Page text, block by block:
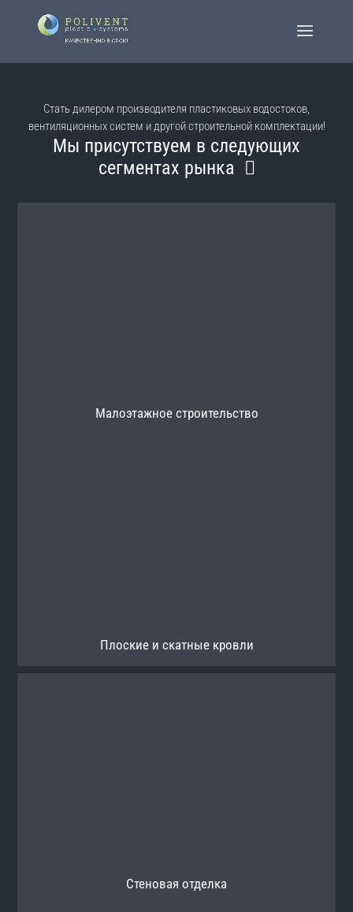
Стать дилером производителя пластиковых водостоков,
вентиляционных систем и другой строительной комплектации!
Мы присутствуем в следующих
сегментах рынка
Малоэтажное строительство
Плоские и скатные кровли
Стеновая отделка